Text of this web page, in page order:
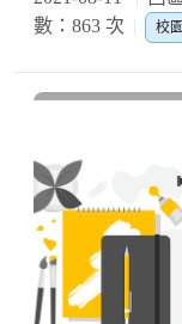
數：863 次
校